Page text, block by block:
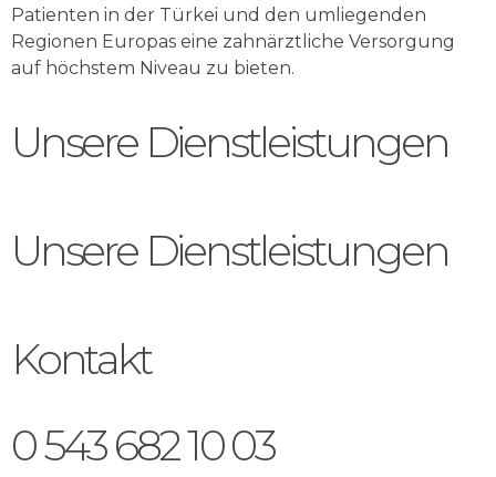
Patienten in der Türkei und den umliegenden
Regionen Europas eine zahnärztliche Versorgung
auf höchstem Niveau zu bieten.
Unsere Dienstleistungen
Unsere Dienstleistungen
Kontakt
0 543 682 10 03